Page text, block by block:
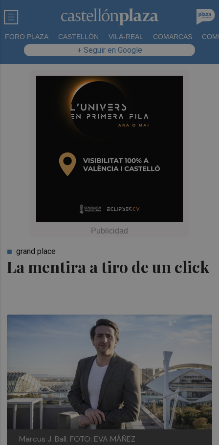
FORO PLAZA CASTELLÓN VILA-REAL COMARCAS
+ Seguir en Google
La mentira a tiro de un click
grand place
Marcus J. Ball. FOTO: EVA MÁÑEZ